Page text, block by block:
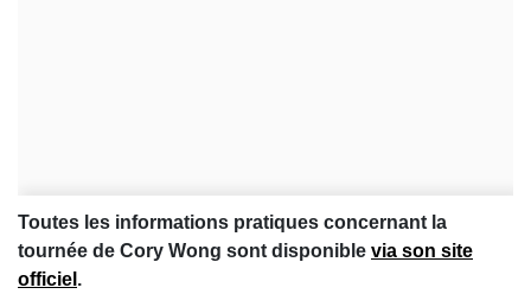
Toutes les informations pratiques concernant la
tournée de Cory Wong sont disponible via son site
officiel .